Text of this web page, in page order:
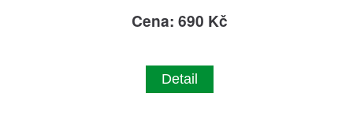
Cena: 690 Kč
Detail